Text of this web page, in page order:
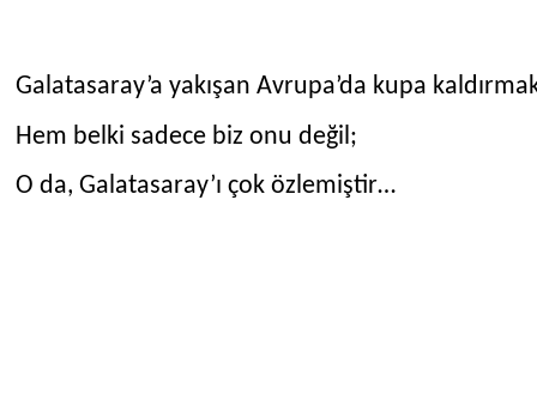
Galatasaray’a yakışan Avrupa’da kupa
Hem belki sadece biz onu değil;
O da, Galatasaray’ı çok özlemiştir…